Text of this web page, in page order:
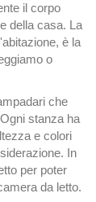
il corpo
della casa. La
è la
o
che
stanza ha
e colori
In
per poter
da letto.